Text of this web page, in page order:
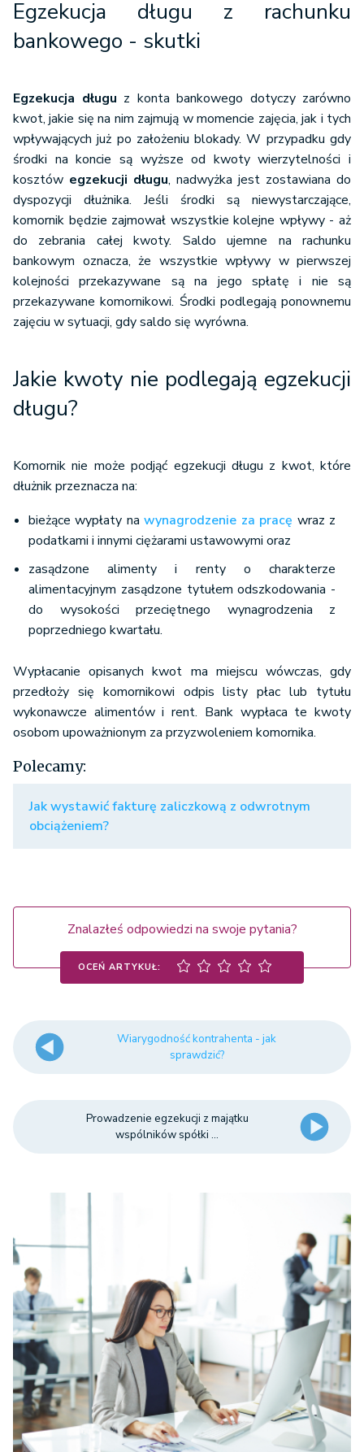
Egzekucja długu z rachunku
bankowego - skutki
Egzekucja długu z konta bankowego dotyczy zarówno
kwot, jakie się na nim zajmują w momencie zajęcia, jak i tych
wpływających już po założeniu blokady. W przypadku gdy
środki na koncie są wyższe od kwoty wierzytelności i
kosztów egzekucji długu, nadwyżka jest zostawiana do
dyspozycji dłużnika. Jeśli środki są niewystarczające,
komornik będzie zajmował wszystkie kolejne wpływy - aż
do zebrania całej kwoty. Saldo ujemne na rachunku
bankowym oznacza, że wszystkie wpływy w pierwszej
kolejności przekazywane są na jego spłatę i nie są
przekazywane komornikowi. Środki podlegają ponownemu
zajęciu w sytuacji, gdy saldo się wyrówna.
Jakie kwoty nie podlegają egzekucji
długu?
Komornik nie może podjąć egzekucji długu z kwot, które
dłużnik przeznacza na:
bieżące wypłaty nawynagrodzenie za pracę wraz z
podatkami i innymi ciężarami ustawowymi oraz
zasądzone alimenty i renty o charakterze
alimentacyjnym zasądzone tytułem odszkodowania -
do wysokości przeciętnego wynagrodzenia z
poprzedniego kwartału.
Wypłacanie opisanych kwot ma miejscu wówczas, gdy
przedłoży się komornikowi odpis listy płac lub tytułu
wykonawcze alimentów i rent. Bank wypłaca te kwoty
osobom upoważnionym za przyzwoleniem komornika.
Polecamy:
Jak wystawić fakturę zaliczkową z odwrotnym
obciążeniem?
Znalazłeś odpowiedzi na swoje pytania?
OCEŃ ARTYKUŁ:
Wiarygodność kontrahenta - jak
sprawdzić?
Prowadzenie egzekucji z majątku
wspólników spółki ...